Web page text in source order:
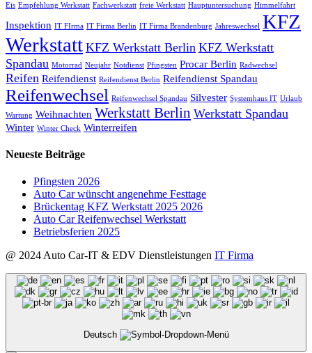
Eis Empfehlung Werkstatt Fachwerkstatt freie Werkstatt Hauptuntersuchung Himmelfahrt
Inspektion IT FIrma IT Firma Berlin IT Firma Brandenburg Jahreswechsel KFZ
Werkstatt KFZ Werkstatt Berlin KFZ Werkstatt
Spandau Motorrad Neujahr Notdienst Pfingsten Procar Berlin Radwechsel
Reifen Reifendienst Reifendienst Berlin Reifendienst Spandau
Reifenwechsel Reifenwechsel Spandau Silvester Systemhaus IT Urlaub
Wartung Weihnachten Werkstatt Berlin Werkstatt Spandau
Winter Winter Check Winterreifen
Neueste Beiträge
Pfingsten 2026
Auto Car wünscht angenehme Festtage
Brückentag KFZ Werkstatt 2025 2026
Auto Car Reifenwechsel Werkstatt
Betriebsferien 2025
@ 2024 Auto Car-IT & EDV Dienstleistungen IT Firma
Deutsch